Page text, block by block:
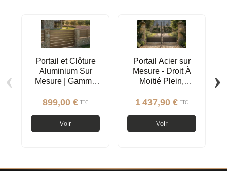
Portail et Clôture
Aluminium Sur
Mesure | Gamme
899,00 € TTC
Voir
Portail Acier sur
Mesure - Droit À
Moitié Plein,
Décorations
Ferronnerie
Décorative
1 437,90 € TTC
Voir
‹ ›